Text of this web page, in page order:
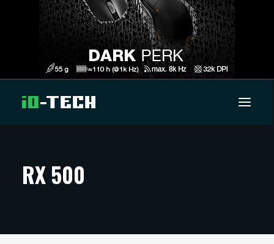
ARTIKKELIT
TECHBBS
RX 500